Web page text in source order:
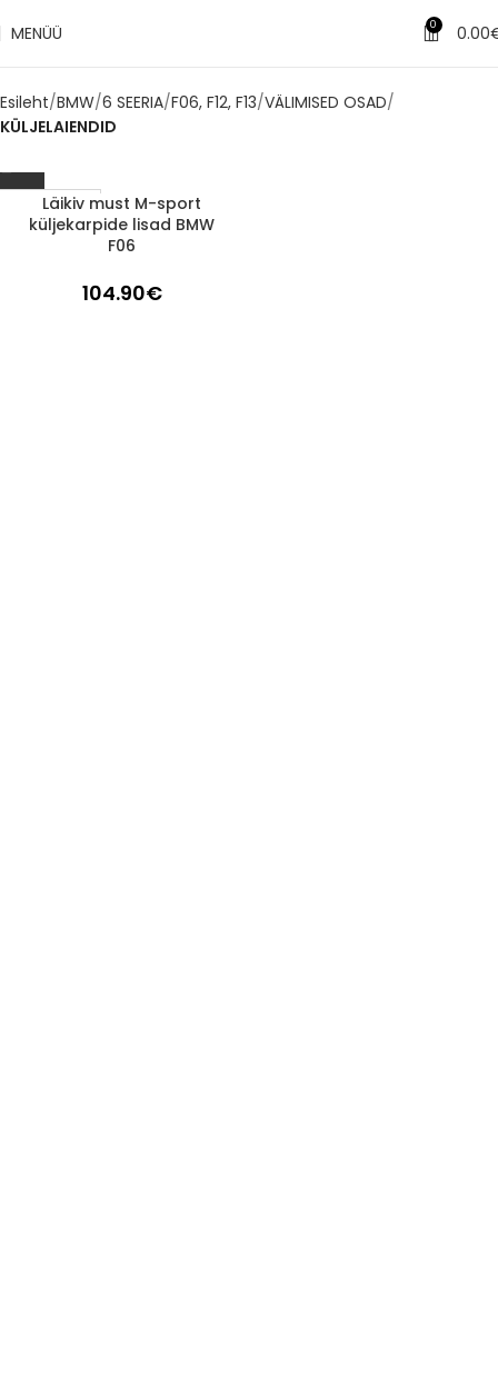
MENÜÜ 0 0.00
Esileht BMW 6 SEERIA F06, F12, F13 VÄLIMISED OSAD
KÜLJELAIENDID
1-3 d.d.
Läikiv must M-sport
küljekarpide lisad BMW
F06
104.90€